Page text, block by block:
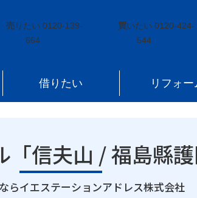
売りたい 0120-139-
664
買いたい 0120-424-
544
借りたい リフォー
「信夫山 / 福島縣
｜
らイエステーションアドレス株式会社